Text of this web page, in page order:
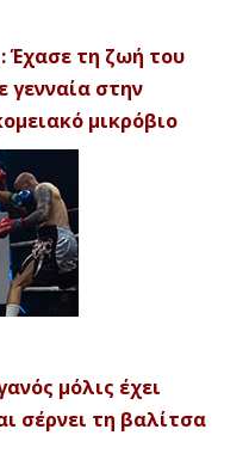
Έχασε τη ζωή του
γενναία στην
μικρόβιο
μόλις έχει
σέρνει τη βαλίτσα